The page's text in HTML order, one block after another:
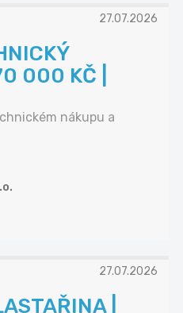
27.07.2026
000 KČ |
nákupu a
27.07.2026
|